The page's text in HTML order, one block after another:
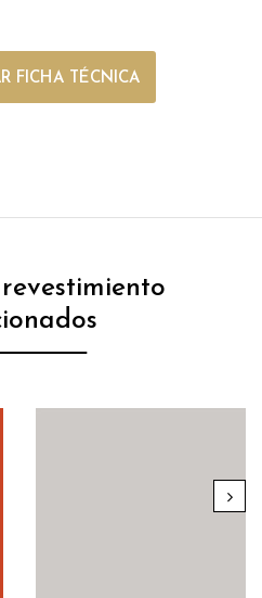
FICHA TÉCNICA